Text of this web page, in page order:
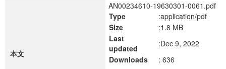
本文
AN00234610-19630301-0061.pdf
Type
:application/pdf
Size
:1.8 MB
Last
updated
:Dec 9, 2022
Downloads
: 636